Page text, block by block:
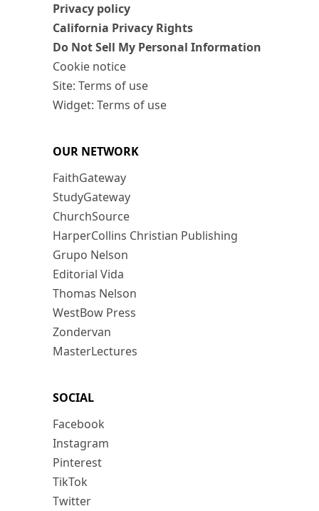
Privacy policy
California Privacy Rights
Do Not Sell My Personal Information
Cookie notice
Site: Terms of use
Widget: Terms of use
OUR NETWORK
FaithGateway
StudyGateway
ChurchSource
HarperCollins Christian Publishing
Grupo Nelson
Editorial Vida
Thomas Nelson
WestBow Press
Zondervan
MasterLectures
SOCIAL
Facebook
Instagram
Pinterest
TikTok
Twitter